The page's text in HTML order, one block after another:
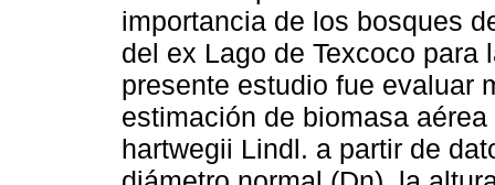
importancia de los bosques
del ex Lago de Texcoco
presente estudio fue evaluar
estimación de biomasa
hartwegii Lindl. a partir de